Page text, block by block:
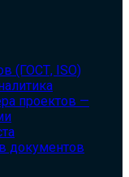
(ГОСТ, ISO)
проектов —
документов